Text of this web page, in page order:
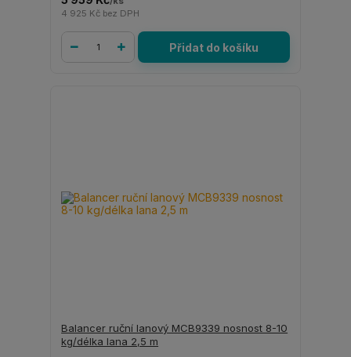
4 925 Kč bez DPH
Přidat do košíku
Balancer ruční lanový MCB9339 nosnost 8-10
kg/délka lana 2,5 m